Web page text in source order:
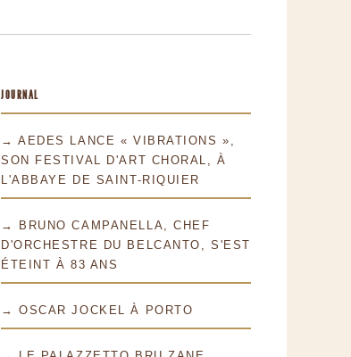
JOURNAL
→ AEDES LANCE « VIBRATIONS »,
SON FESTIVAL D'ART CHORAL, À
L'ABBAYE DE SAINT-RIQUIER
→ BRUNO CAMPANELLA, CHEF
D'ORCHESTRE DU BELCANTO, S'EST
ÉTEINT À 83 ANS
→ OSCAR JOCKEL À PORTO